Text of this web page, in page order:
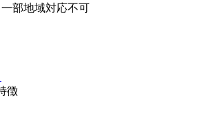
部地域対応不可
徴